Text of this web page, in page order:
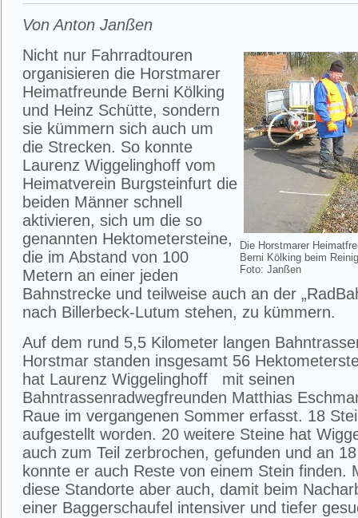
Von Anton Janßen
Die Horstmarer
Berni Kölking beim
Foto: Janßen
Nicht nur Fahrradtouren
organisieren die Horstmarer
Heimatfreunde Berni Kölking
und Heinz Schütte, sondern
sie kümmern sich auch um
die Strecken. So konnte
Laurenz Wiggelinghoff vom
Heimatverein Burgsteinfurt die
beiden Männer schnell
aktivieren, sich um die so
genannten Hektometersteine,
die im Abstand von 100
Metern an einer jeden
Bahnstrecke und teilweise auch an der
nach Billerbeck-Lutum stehen, zu kümmern.
Auf dem rund 5,5 Kilometer langen
Horstmar standen insgesamt 56
hat Laurenz Wiggelinghoff mit seinen
Bahntrassenradwegfreunden Matthias
Raue im vergangenen Sommer erfasst. 18
aufgestellt worden. 20 weitere Steine hat
auch zum Teil zerbrochen, gefunden und an
konnte er auch Reste von einem Stein finden.
diese Standorte aber auch, damit beim
einer Baggerschaufel intensiver und tiefer